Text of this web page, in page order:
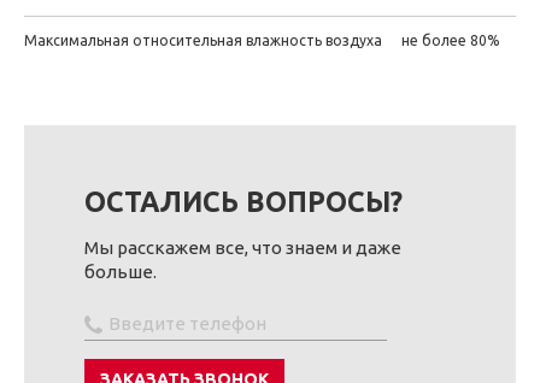
Максимальная относительная влажность воздуха не более 80%
ОСТАЛИСЬ ВОПРОСЫ?
Мы расскажем все, что знаем и даже
больше.